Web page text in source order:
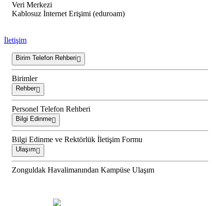
Veri Merkezi
Kablosuz İnternet Erişimi (eduroam)
İletişim
Birim Telefon Rehberi
Birimler
Rehber
Personel Telefon Rehberi
Bilgi Edinme
Bilgi Edinme ve Rektörlük İletişim Formu
Ulaşım
Zonguldak Havalimanından Kampüse Ulaşım